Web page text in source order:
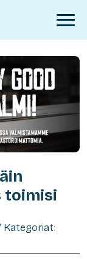
toimisi
Kategoriat: